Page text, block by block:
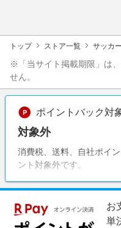
トップ ストア一覧 サッカ
※「当サイト掲載期限」は
せん。
ポイントバック対
対象外
消費税、送料、自社ポイ
ント対象外です。
お
単